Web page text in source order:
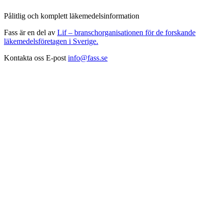
Pålitlig och komplett läkemedelsinformation
Fass är en del av Lif – branschorganisationen för de forskande
läkemedelsföretagen i Sverige.
Kontakta oss E-post info@fass.se